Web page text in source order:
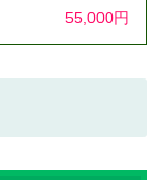
55,000円